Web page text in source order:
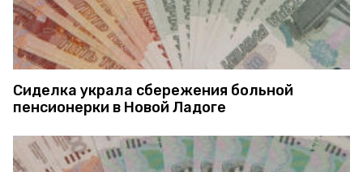
Сиделка украла сбережения больной
пенсионерки в Новой Ладоге